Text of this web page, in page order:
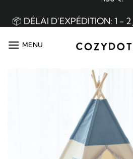
📦 DÉLAI D'EXPÉDITION: 1 - 2
MENU